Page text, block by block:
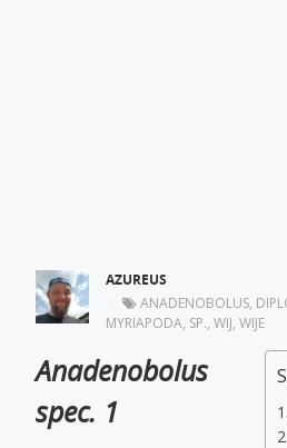
AZUREUS
ANADENOBOLUS,
MYRIAPODA, SP.,WIJ,WIJE
Anadenobolus
spec. 1